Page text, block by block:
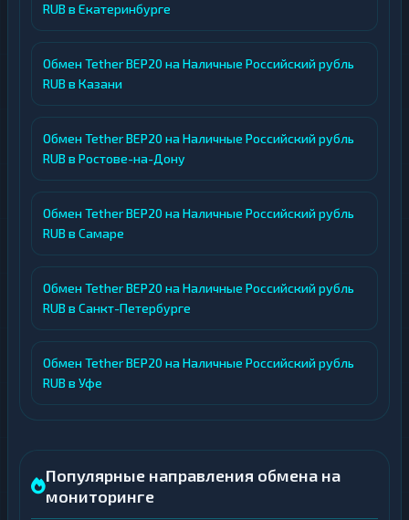
RUB в Екатеринбурге
Обмен Tether BEP20 на Наличные Российский рубль
RUB в Казани
Обмен Tether BEP20 на Наличные Российский рубль
RUB в Ростове-на-Дону
Обмен Tether BEP20 на Наличные Российский рубль
RUB в Самаре
Обмен Tether BEP20 на Наличные Российский рубль
RUB в Санкт-Петербурге
Обмен Tether BEP20 на Наличные Российский рубль
RUB в Уфе
Популярные направления обмена на
мониторинге